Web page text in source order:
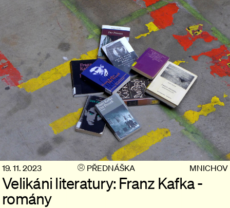
19. 11. 2023 PŘEDNÁŠKA MNICHOV
Velikáni literatury: Franz Kafka -
romány